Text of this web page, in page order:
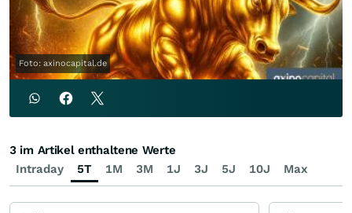
Foto: axinocapital.de
Intraday 5T 1M 3M 1J 3J 5J 10J Max
3 im Artikel enthaltene Werte